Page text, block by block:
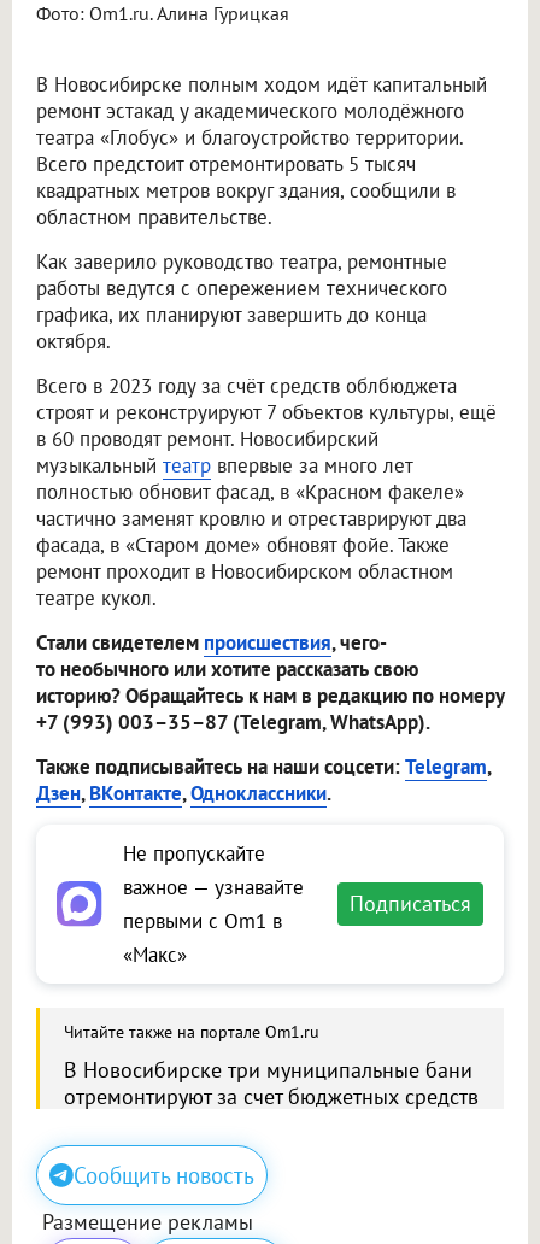
Фото: Om1.ru. Алина Гурицкая
В Новосибирске полным ходом идёт капитальный
ремонт эстакад у академического молодёжного
театра «Глобус» и благоустройство территории.
Всего предстоит отремонтировать 5 тысяч
квадратных метров вокруг здания, сообщили в
областном правительстве.
Как заверило руководство театра, ремонтные
работы ведутся с опережением технического
графика, их планируют завершить до конца
октября.
Всего в 2023 году за счёт средств облбюджета
строят и реконструируют 7 объектов культуры, ещё
в 60 проводят ремонт. Новосибирский
музыкальный театр впервые за много лет
полностью обновит фасад, в «Красном факеле»
частично заменят кровлю и отреставрируют два
фасада, в «Старом доме» обновят фойе. Также
ремонт проходит в Новосибирском областном
театре кукол.
Стали свидетелем происшествия, чего-
то необычного или хотите рассказать свою
историю? Обращайтесь к нам в редакцию по номеру
+7 (993) 003–35–87 (Telegram, WhatsApp).
Также подписывайтесь на наши соцсети:Telegram,
Дзен,ВКонтакте,Одноклассники.
Не пропускайте
важное — узнавайте
первыми с Om1 в
«Макс»
Подписаться
Читайте также на портале Om1.ru
В Новосибирске три муниципальные бани
отремонтируют за счет бюджетных средств
Сообщить новость
Размещение рекламы